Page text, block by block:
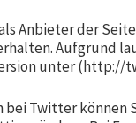
Anbieter der
Aufgrund
unter (http://
Twitter können